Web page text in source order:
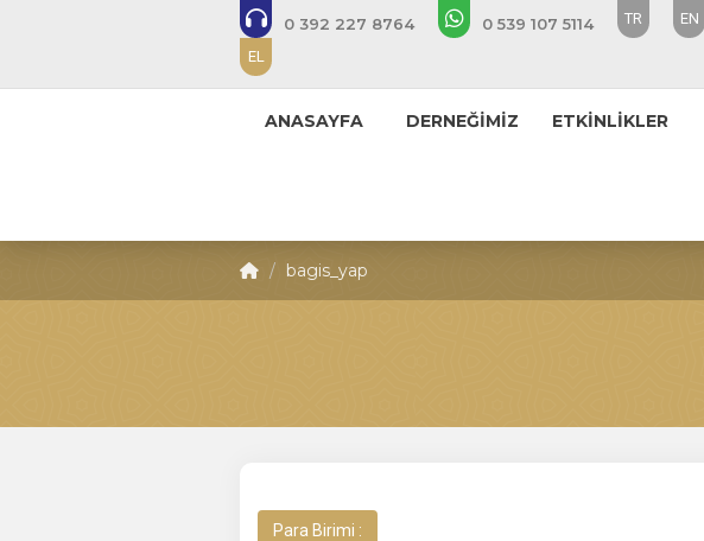
0 392 227 8764 0 539 107 5114 TR EN
EL
ANASAYFA DERNEĞİMİZ ETKİNLİKLER
bagis_yap
Para Birimi :